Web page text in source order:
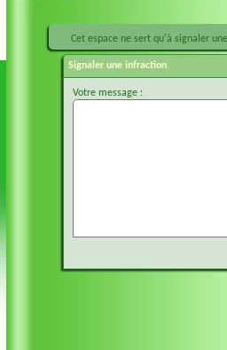
Bonne Ouverture 2018
(2018-08-04)
Cet espace ne sert qu'à signaler
Signaler une infraction
Votre message :